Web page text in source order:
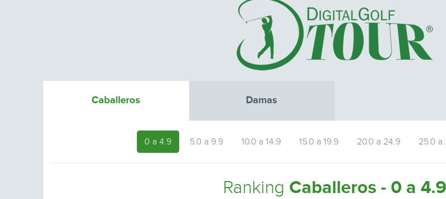
Caballeros Damas
0 a 4.9 5.0 a 9.9 10.0 a 14.9 15.0 a 19.9 20.0 a 24.9 25.0 a
Ranking Caballeros - 0 a 4.9